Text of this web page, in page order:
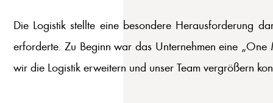
Die Logistik stellte eine besondere Herausforderung
erforderte. Zu Beginn war das Unternehmen eine
wir die Logistik erweitern und unser Team vergrößern